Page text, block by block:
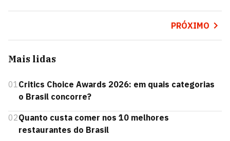
PRÓXIMO
Mais lidas
01Critics Choice Awards 2026: em quais categorias
o Brasil concorre?
02Quanto custa comer nos 10 melhores
restaurantes do Brasil